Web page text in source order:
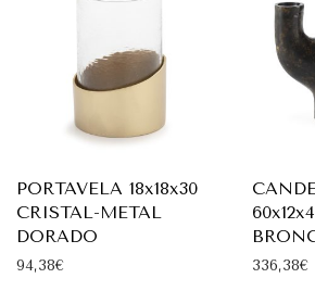
PORTAVELA 18x18x30
CRISTAL-METAL
DORADO
94,38€ 336,38€